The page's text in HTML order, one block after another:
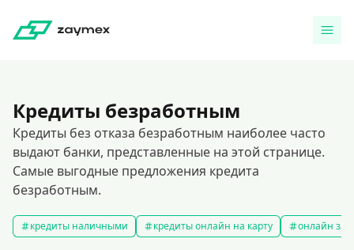
Кредиты безработным
Кредиты без отказа безработным наиболее часто
выдают банки, представленные на этой странице.
Самые выгодные предложения кредита
безработным.
кредиты наличными кредиты онлайн на карту онлайн